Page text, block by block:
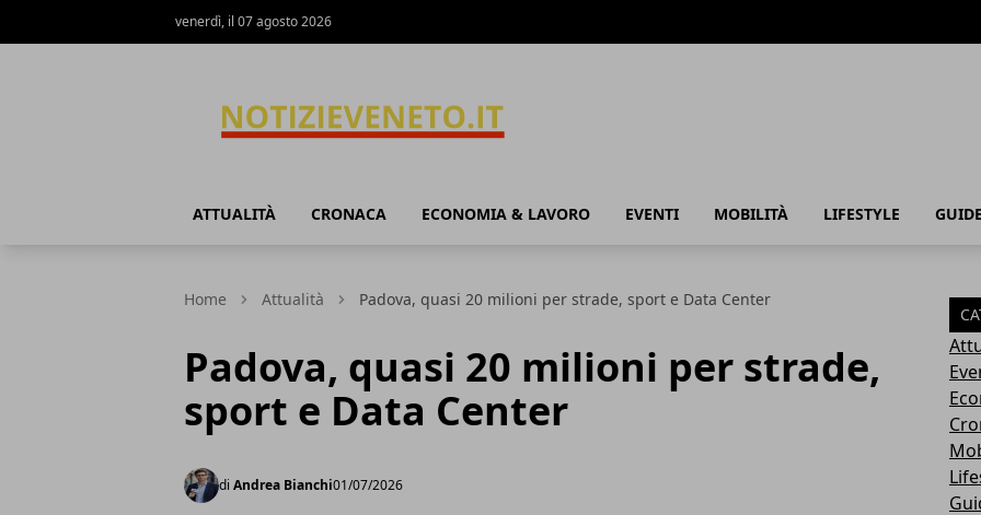
venerdì, il 07 agosto 2026
ATTUALITÀ CRONACA ECONOMIA & LAVORO EVENTI MOBILITÀ LIFESTYLE
Home Attualità Padova, quasi 20 milioni per strade, sport e Data Center
Padova, quasi 20 milioni per strade,
sport e Data Center
di Andrea Bianchi01/07/2026